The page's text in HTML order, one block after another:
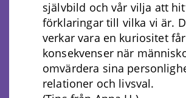
självbild och vår vilja att
förklaringar till vilka vi är.
verkar vara en kuriositet
konsekvenser när
omvärdera sina
relationer och livsval.